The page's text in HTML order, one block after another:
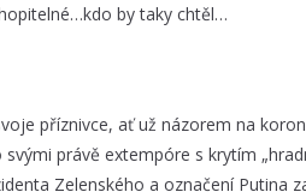
by taky chtěl…
příznivce, ať už názorem na
právě extempóre s krytím
Zelenského a označení Putina